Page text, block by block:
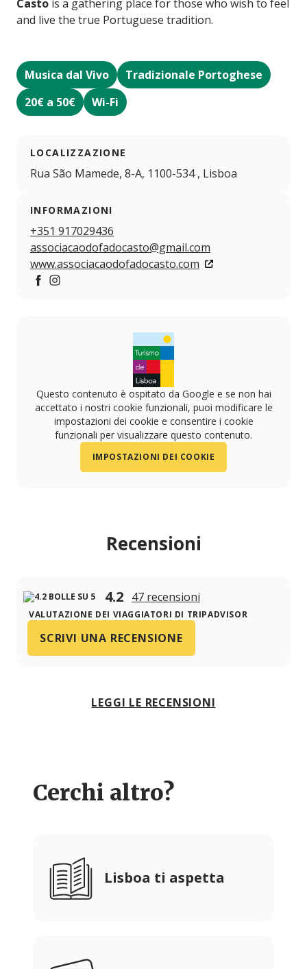
Casto is a gathering place for those who wish to feel
and live the true Portuguese tradition.
Musica dal Vivo
Tradizionale Portoghese
20€ a 50€
Wi-Fi
LOCALIZZAZIONE
Rua São Mamede, 8-A, 1100-534 , Lisboa
INFORMAZIONI
+351 917029436
associacaodofadocasto@gmail.com
www.associacaodofadocasto.com
Questo contenuto è ospitato da Google e se non hai
accettato i nostri cookie funzionali, puoi modificare le
impostazioni dei cookie e consentire i cookie
funzionali per visualizzare questo contenuto.
IMPOSTAZIONI DEI COOKIE
Recensioni
4.2 47 recensioni
VALUTAZIONE DEI VIAGGIATORI DI TRIPADVISOR
SCRIVI UNA RECENSIONE
LEGGI LE RECENSIONI
Cerchi altro?
Lisboa ti aspetta